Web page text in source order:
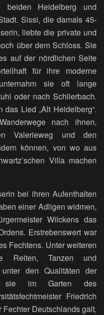
beiden Heidelberg und
Sissi, die damals 45-
liebte die private und
über dem Schloss. Sie
auf der nördlichen Seite
für ihre moderne
sie oft lange
oder nach Schlierbach.
Lied „Alt Heidelberg“.
nach ihnen,
Valerieweg und den
können, von wo aus
Villa machen
bei ihren Aufenthalten
einer Adligen widmen,
Wilckens das
Erstrebenswert war
Fechtens. Unter weiteren
Reiten, Tanzen und
den Qualitäten der
sie im Garten des
Friedrich
Deutschlands galt,